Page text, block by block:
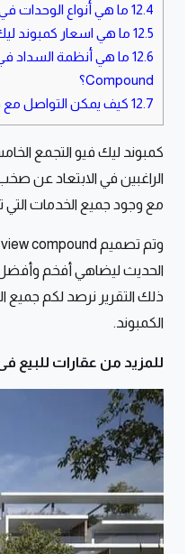
12.4 ما هي أنواع الوحدات
12.5 ما هي اسعار كمبوند
12.6
Compound؟
12.7 كيف يمكن التواصل مع
كمبوند ليك فيو التجمع
الراغبين في الابتعاد عن
مع وجود جميع الخدمات التي
الحديث ليضاهي أفخم وأفضل
ذلك التقرير نرصد لكم
الكمبوند.
للمزيد من عقارات للبيع